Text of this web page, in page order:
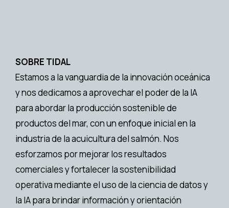
SOBRE TIDAL
Estamos a la vanguardia de la innovación oceánica
y nos dedicamos a aprovechar el poder de la IA
para abordar la producción sostenible de
productos del mar, con un enfoque inicial en la
industria de la acuicultura del salmón. Nos
esforzamos por mejorar los resultados
comerciales y fortalecer la sostenibilidad
operativa mediante el uso de la ciencia de datos y
la IA para brindar información y orientación